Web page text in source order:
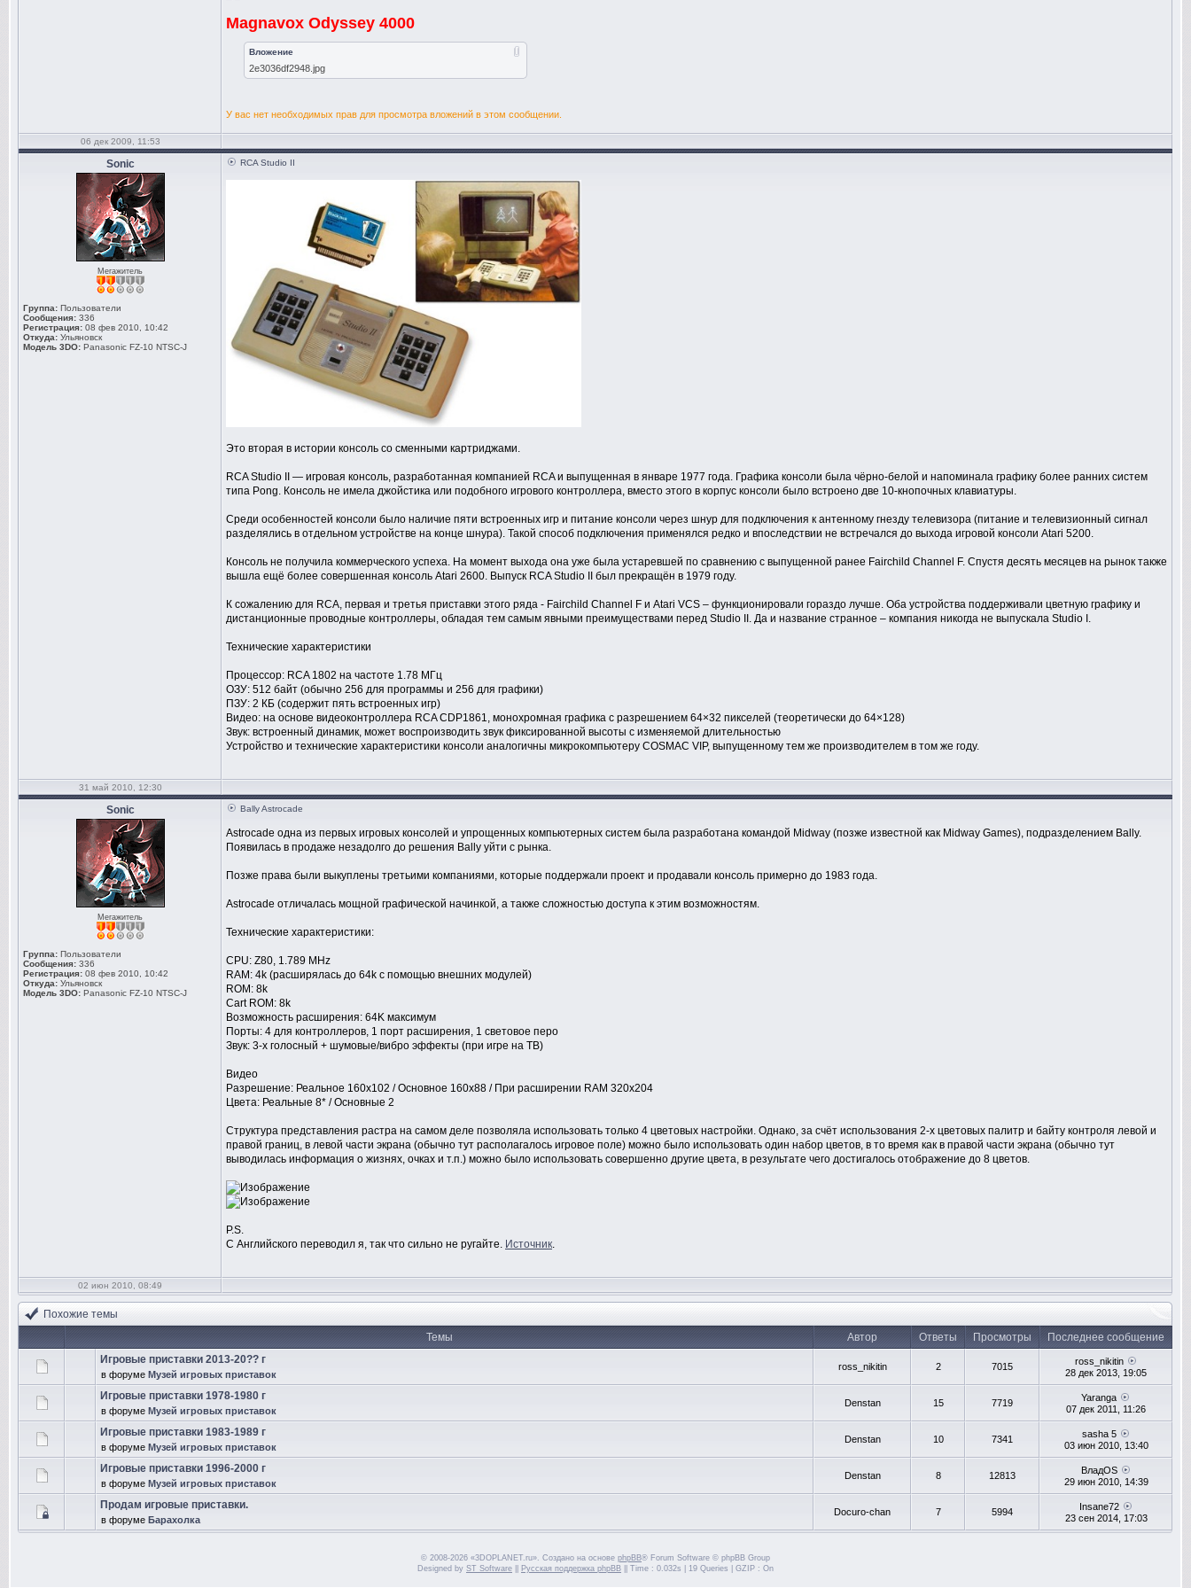
Magnavox Odyssey 4000
Вложение
2e3036df2948.jpg
У вас нет необходимых прав для просмотра вложений в этом сообщении.
06 дек 2009, 11:53
Sonic
Мегажитель
Группа: Пользователи
Сообщения: 336
Регистрация: 08 фев 2010, 10:42
Откуда: Ульяновск
Модель 3DO: Panasonic FZ-10 NTSC-J
RCA Studio II
Это вторая в истории консоль со сменными картриджами.
RCA Studio II — игровая консоль, разработанная компанией RCA и выпущенная в январе 1977 года. Графика консоли была чёрно-белой и напоминала графику более ранних систем
типа Pong. Консоль не имела джойстика или подобного игрового контроллера, вместо этого в корпус консоли было встроено две 10-кнопочных клавиатуры.
Среди особенностей консоли было наличие пяти встроенных игр и питание консоли через шнур для подключения к антенному гнезду телевизора (питание и телевизионный сигнал
разделялись в отдельном устройстве на конце шнура). Такой способ подключения применялся редко и впоследствии не встречался до выхода игровой консоли Atari 5200.
Консоль не получила коммерческого успеха. На момент выхода она уже была устаревшей по сравнению с выпущенной ранее Fairchild Channel F. Спустя десять месяцев на рынок также
вышла ещё более совершенная консоль Atari 2600. Выпуск RCA Studio II был прекращён в 1979 году.
К сожалению для RCA, первая и третья приставки этого ряда - Fairchild Channel F и Atari VCS – функционировали гораздо лучше. Оба устройства поддерживали цветную графику и
дистанционные проводные контроллеры, обладая тем самым явными преимуществами перед Studio II. Да и название странное – компания никогда не выпускала Studio I.
Технические характеристики
Процессор: RCA 1802 на частоте 1.78 МГц
ОЗУ: 512 байт (обычно 256 для программы и 256 для графики)
ПЗУ: 2 КБ (содержит пять встроенных игр)
Видео: на основе видеоконтроллера RCA CDP1861, монохромная графика с разрешением 64×32 пикселей (теоретически до 64×128)
Звук: встроенный динамик, может воспроизводить звук фиксированной высоты с изменяемой длительностью
Устройство и технические характеристики консоли аналогичны микрокомпьютеру COSMAC VIP, выпущенному тем же производителем в том же году.
31 май 2010, 12:30
Sonic
Мегажитель
Группа: Пользователи
Сообщения: 336
Регистрация: 08 фев 2010, 10:42
Откуда: Ульяновск
Модель 3DO: Panasonic FZ-10 NTSC-J
Bally Astrocade
Astrocade одна из первых игровых консолей и упрощенных компьютерных систем была разработана командой Midway (позже известной как Midway Games), подразделением Bally.
Появилась в продаже незадолго до решения Bally уйти с рынка.
Позже права были выкуплены третьими компаниями, которые поддержали проект и продавали консоль примерно до 1983 года.
Astrocade отличалась мощной графической начинкой, а также сложностью доступа к этим возможностям.
Технические характеристики:
CPU: Z80, 1.789 MHz
RAM: 4k (расширялась до 64k с помощью внешних модулей)
ROM: 8k
Cart ROM: 8k
Возможность расширения: 64K максимум
Порты: 4 для контроллеров, 1 порт расширения, 1 световое перо
Звук: 3-х голосный + шумовые/вибро эффекты (при игре на ТВ)
Видео
Разрешение: Реальное 160x102 / Основное 160x88 / При расширении RAM 320x204
Цвета: Реальные 8* / Основные 2
Структура представления растра на самом деле позволяла использовать только 4 цветовых настройки. Однако, за счёт использования 2-х цветовых палитр и байту контроля левой и
правой границ, в левой части экрана (обычно тут располагалось игровое поле) можно было использовать один набор цветов, в то время как в правой части экрана (обычно тут
выводилась информация о жизнях, очках и т.п.) можно было использовать совершенно другие цвета, в результате чего достигалось отображение до 8 цветов.
P.S.
С Английского переводил я, так что сильно не ругайте. Источник.
02 июн 2010, 08:49
Похожие темы
Темы
Автор Ответы Просмотры
Последнее сообщение
Игровые приставки 2013-20?? г
в форуме Музей игровых приставок
ross_nikitin 2 7015
ross_nikitin
28 дек 2013, 19:05
Игровые приставки 1978-1980 г
в форуме Музей игровых приставок
Denstan 15 7719
Yaranga
07 дек 2011, 11:26
Игровые приставки 1983-1989 г
в форуме Музей игровых приставок
Denstan 10 7341
sasha 5
03 июн 2010, 13:40
Игровые приставки 1996-2000 г
в форуме Музей игровых приставок
Denstan 8 12813
ВладOS
29 июн 2010, 14:39
Продам игровые приставки.
в форуме Барахолка
Docuro-chan 7 5994
Insane72
23 сен 2014, 17:03
© 2008-2026 «3DOPLANET.ru». Создано на основе phpBB® Forum Software © phpBB Group
Designed by ST Software Русская поддержка phpBB || Time : 0.032s | 19 Queries | GZIP : On